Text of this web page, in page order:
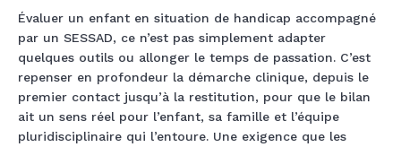
Évaluer un enfant en situation de handicap accompagné
par un SESSAD, ce n’est pas simplement adapter
quelques outils ou allonger le temps de passation. C’est
repenser en profondeur la démarche clinique, depuis le
premier contact jusqu’à la restitution, pour que le bilan
ait un sens réel pour l’enfant, sa famille et l’équipe
pluridisciplinaire qui l’entoure. Une exigence que les